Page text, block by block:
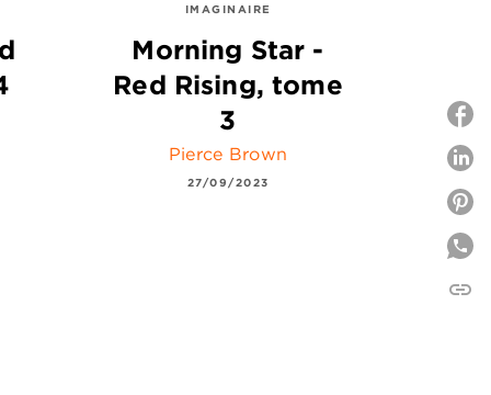
IMAGINAIRE
Morning Star -
Red Rising, tome
3
Pierce Brown
27/09/2023
link